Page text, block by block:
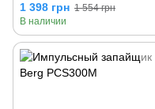
1 398 грн 1 554 грн
В наличии